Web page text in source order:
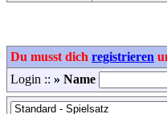
Du musst dich registrieren
Login :: » Name